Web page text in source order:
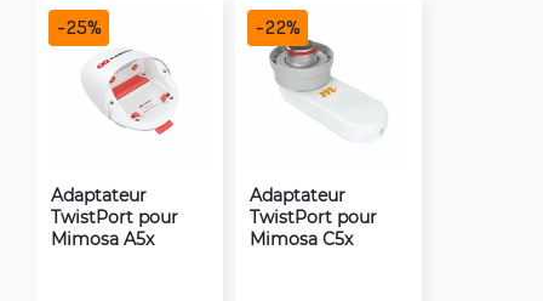
Adaptateur
TwistPort pour
Mimosa A5x
-25%
Adaptateur
TwistPort pour
Mimosa C5x
-22%